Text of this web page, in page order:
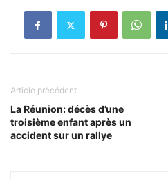
Article précédent
La Réunion: décès d’une
troisième enfant après un
accident sur un rallye